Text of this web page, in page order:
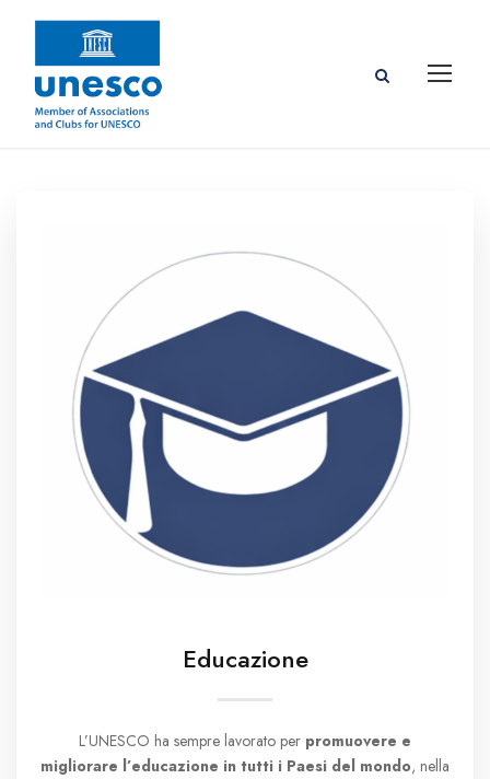
Educazione
L’UNESCO ha sempre lavorato per promuovere e
migliorare l’educazione in tutti i Paesi del mondo, nella